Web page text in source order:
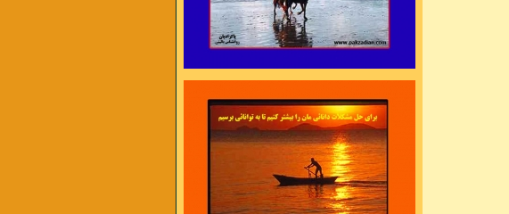
بیقرار توام و در دل تنگم گله هاست
آه بی تاب شدن عادت کم حوصله هاست
مثل عکس رخ مهتاب که افتاده در آب
در دلم هستی و بین من و تو فاصله هاست
بی تو هر لحضه مرا بیم فرو ریختن است
مثل شهری که به روی گسل زلزله هاست